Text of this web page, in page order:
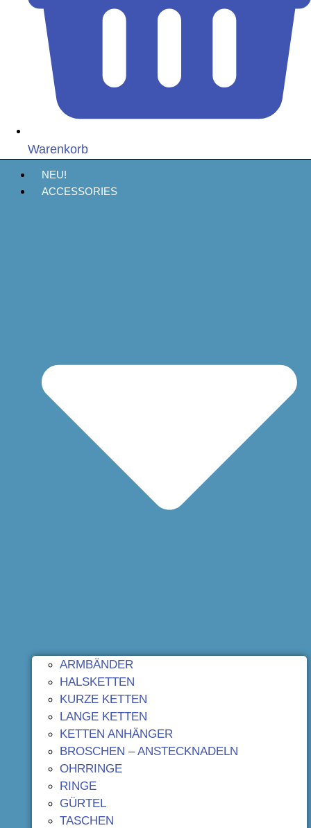
Warenkorb
NEU!
ACCESSORIES
ARMBÄNDER
HALSKETTEN
KURZE KETTEN
LANGE KETTEN
KETTEN ANHÄNGER
BROSCHEN – ANSTECKNADELN
OHRRINGE
RINGE
GÜRTEL
TASCHEN